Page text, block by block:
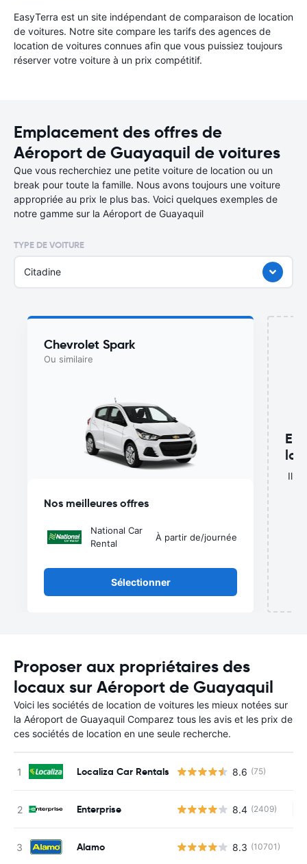
EasyTerra est un site indépendant de comparaison de location
de voitures. Notre site compare les tarifs des agences de
location de voitures connues afin que vous puissiez toujours
réserver votre voiture à un prix compétitif.
Emplacement des offres de
Aéroport de Guayaquil de voitures
Que vous recherchiez une petite voiture de location ou un
break pour toute la famille. Nous avons toujours une voiture
appropriée au prix le plus bas. Voici quelques exemples de
notre gamme sur la Aéroport de Guayaquil
TYPE DE VOITURE
Citadine
Chevrolet Spark
Ou similaire
Nos meilleures offres
National Car
Rental
À partir de/journée
Sélectionner
Il
Proposer aux propriétaires des
locaux sur Aéroport de Guayaquil
Voici les sociétés de location de voitures les mieux notées sur
la Aéroport de Guayaquil Comparez tous les avis et les prix de
ces sociétés de location en une seule recherche.
Localiza Car Rentals 8.6 (75)
Enterprise 8.4 (2409)
Alamo 8.3 (10701)